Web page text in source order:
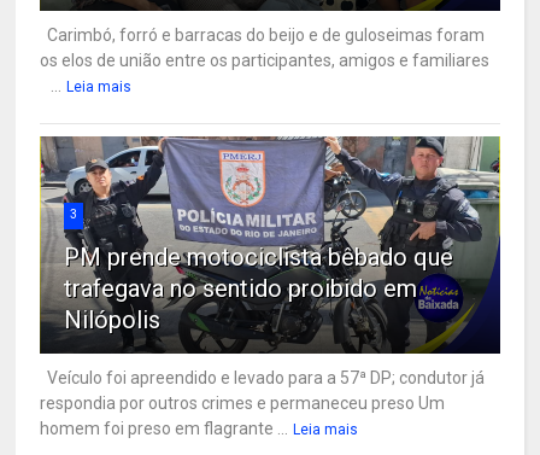
Carimbó, forró e barracas do beijo e de guloseimas foram
os elos de união entre os participantes, amigos e familiares
Leia mais
3
PM prende motociclista bêbado que
trafegava no sentido proibido em
Nilópolis
Veículo foi apreendido e levado para a 57ª DP; condutor já
respondia por outros crimes e permaneceu preso Um
homem foi preso em flagrante ...
Leia mais